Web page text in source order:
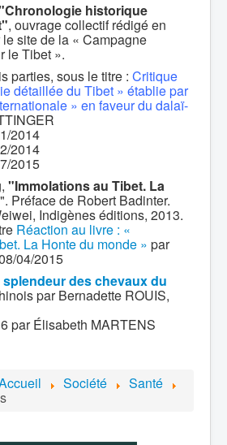
historique
, ouvrage collectif rédigé en
site de la « Campagne
le Tibet ».
parties, sous le titre : Critique
détaillée du Tibet » établie par
» en faveur du dalaï-
2014
2014
2015
"Immolations au Tibet. La
". Préface de Robert Badinter.
Indigènes éditions, 2013.
Réaction au livre : «
La Honte du monde » par
04/2015
splendeur des chevaux du
par Bernadette ROUIS,
par Élisabeth MARTENS
Société Santé